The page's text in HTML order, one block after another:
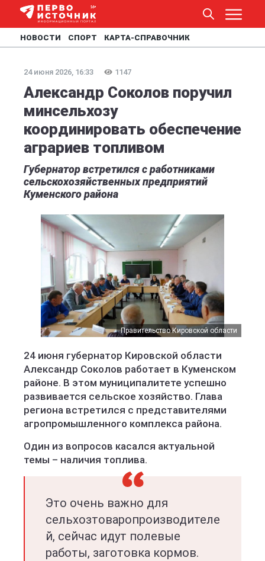
НОВОСТИ СПОРТ КАРТА-СПРАВОЧНИК
24 июня 2026, 16:33 1147
Александр Соколов поручил
минсельхозу
координировать обеспечение
аграриев топливом
Губернатор встретился с работниками
сельскохозяйственных предприятий
Куменского района
Правительство Кировской области
24 июня губернатор Кировской области
Александр Соколов работает в Куменском
районе. В этом муниципалитете успешно
развивается сельское хозяйство. Глава
региона встретился с представителями
агропромышленного комплекса района.
Один из вопросов касался актуальной
темы – наличия топлива.
Это очень важно для
сельхозтоваропроизводителе
й, сейчас идут полевые
работы, заготовка кормов.